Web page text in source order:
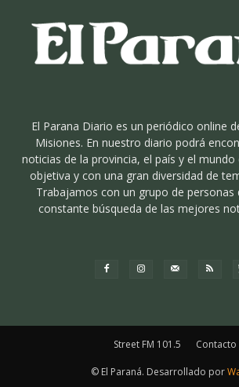
El Parana Diario es un periódico online
Misiones. En nuestro diario podrá
noticias de la provincia, el país y el mundo
objetiva y con una gran diversidad de
Trabajamos con un grupo de personas
constante búsqueda de las mejores
Street FM 101.5 Contacto
© El Paraná. Desarrollado por